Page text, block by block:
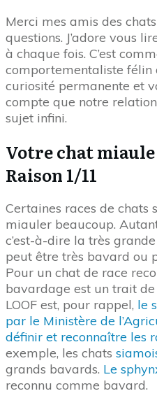
Merci mes amis des
questions. J’adore vous
à chaque fois. C’est
comportementaliste félin
curiosité permanente et
compte que notre
sujet infini.
Votre chat
Raison 1/11
Certaines races de chats
miauler beaucoup.
c’est-à-dire la très
peut être très bavard ou
Pour un chat de race
bavardage est un trait
LOOF est, pour rappel, le
par le Ministère de
définir et reconnaître les
exemple, les chats
grands bavards. Le
reconnu comme bavard.